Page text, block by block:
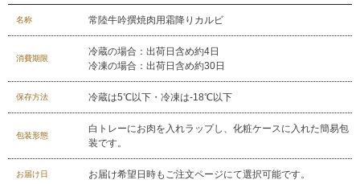
名称 常陸牛吟撰焼肉用霜降りカルビ
消費期限
冷蔵の場合：出荷日含め約4日
冷凍の場合：出荷日含め約30日
保存方法 冷蔵は5℃以下・冷凍は-18℃以下
包装形態
白トレーにお肉を入れラップし、化粧ケースに入れた簡易包
装です。
お届け日 お届け希望日時もご注文ページにて選択可能です。